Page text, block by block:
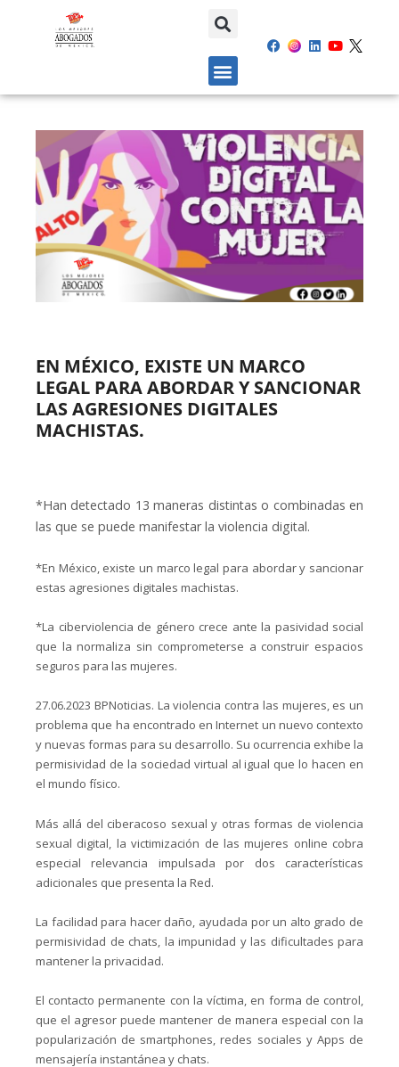
EN MÉXICO, EXISTE UN MARCO
LEGAL PARA ABORDAR Y SANCIONAR
LAS AGRESIONES DIGITALES
MACHISTAS.
*Han detectado 13 maneras distintas o combinadas en
las que se puede manifestar la violencia digital.
*En México, existe un marco legal para abordar y sancionar
estas agresiones digitales machistas.
*La ciberviolencia de género crece ante la pasividad social
que la normaliza sin comprometerse a construir espacios
seguros para las mujeres.
27.06.2023 BPNoticias. La violencia contra las mujeres, es un
problema que ha encontrado en Internet un nuevo contexto
y nuevas formas para su desarrollo. Su ocurrencia exhibe la
permisividad de la sociedad virtual al igual que lo hacen en
el mundo físico.
Más allá del ciberacoso sexual y otras formas de violencia
sexual digital, la victimización de las mujeres online cobra
especial relevancia impulsada por dos características
adicionales que presenta la Red.
La facilidad para hacer daño, ayudada por un alto grado de
permisividad de chats, la impunidad y las dificultades para
mantener la privacidad.
El contacto permanente con la víctima, en forma de control,
que el agresor puede mantener de manera especial con la
popularización de smartphones, redes sociales y Apps de
mensajería instantánea y chats.